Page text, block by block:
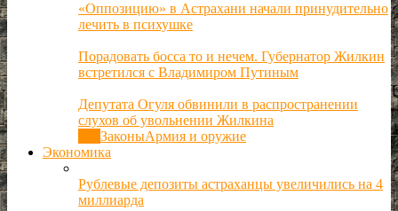
«Оппозицию» в Астрахани начали принудительно
лечить в психушке
Порадовать босса то и нечем. Губернатор Жилкин
встретился с Владимиром Путиным
Депутата Огуля обвинили в распространении
слухов об увольнении Жилкина
ЗаконыАрмия и оружие
Экономика
Рублевые депозиты астраханцы увеличились на 4
миллиарда